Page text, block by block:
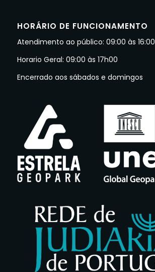
HORÁRIO DE FUNCIONAMENTO
Atendimento ao público: 09:00 às 16:00
Horario Geral: 09:00 às 17h00
Encerrado aos sábados e domingos